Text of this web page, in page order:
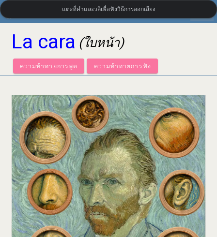
LanguageGuide.org•คำศัพท์ภาษาสเปนแบบภาพ
La cara (ใบหน้า)
ความท้าทายการพูด ความท้าทายการฟัง
แตะที่คำและวลีเพื่อฟังวิธีการออกเสียง